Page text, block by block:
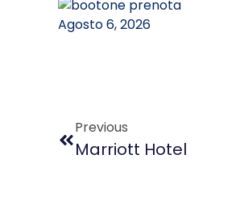
Previous
Marriott Hotel